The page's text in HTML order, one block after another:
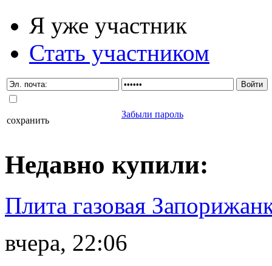
Я уже участник
Стать участником
сохранить
Забыли пароль
Недавно купили:
Плита газовая
вчера, 22:06